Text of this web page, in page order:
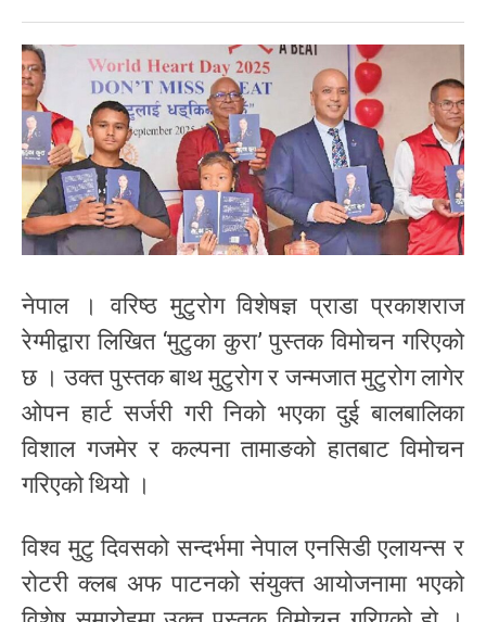
नेपाल । वरिष्ठ मुटुरोग विशेषज्ञ प्राडा प्रकाशराज
रेग्मीद्वारा लिखित ‘मुटुका कुरा’ पुस्तक विमोचन गरिएको
छ । उक्त पुस्तक बाथ मुटुरोग र जन्मजात मुटुरोग लागेर
ओपन हार्ट सर्जरी गरी निको भएका दुई बालबालिका
विशाल गजमेर र कल्पना तामाङको हातबाट विमोचन
गरिएको थियो ।
विश्व मुटु दिवसको सन्दर्भमा नेपाल एनसिडी एलायन्स र
रोटरी क्लब अफ पाटनको संयुक्त आयोजनामा भएको